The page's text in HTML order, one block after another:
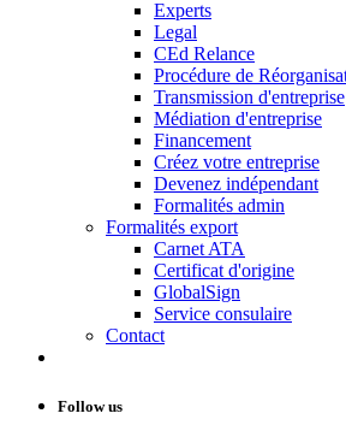
Experts
Legal
CEd Relance
Procédure de
Transmission d'entreprise
Médiation d'entreprise
Financement
Créez votre entreprise
Devenez indépendant
Formalités admin
Formalités export
Carnet ATA
Certificat d'origine
GlobalSign
Service consulaire
Contact
Follow us